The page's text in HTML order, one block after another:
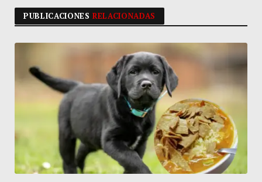
PUBLICACIONESRELACIONADAS